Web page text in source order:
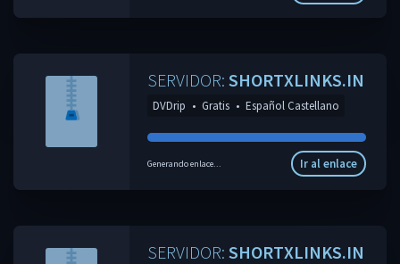
SERVIDOR: SHORTXLINKS.IN
DVDrip • Gratis • Español Castellano
Generando enlace... Ir al enlace
SERVIDOR: SHORTXLINKS.IN